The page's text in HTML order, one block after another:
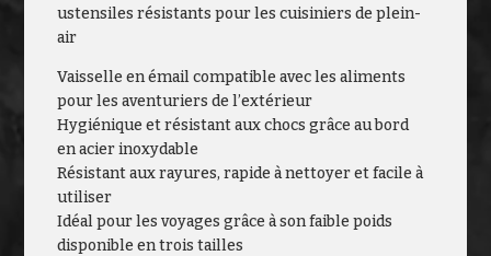
ustensiles résistants pour les cuisiniers de plein-
air
Vaisselle en émail compatible avec les aliments
pour les aventuriers de l’extérieur
Hygiénique et résistant aux chocs grâce au bord
en acier inoxydable
Résistant aux rayures, rapide à nettoyer et facile à
utiliser
Idéal pour les voyages grâce à son faible poids
disponible en trois tailles